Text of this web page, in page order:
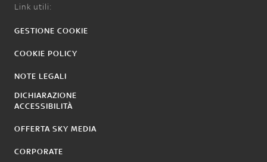
Link utili:
GESTIONE COOKIE
COOKIE POLICY
NOTE LEGALI
DICHIARAZIONE
ACCESSIBILITÀ
OFFERTA SKY MEDIA
CORPORATE